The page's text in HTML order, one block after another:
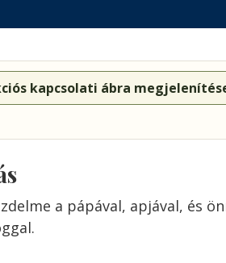
kapcsolati ábra
a pápával, apjával, és